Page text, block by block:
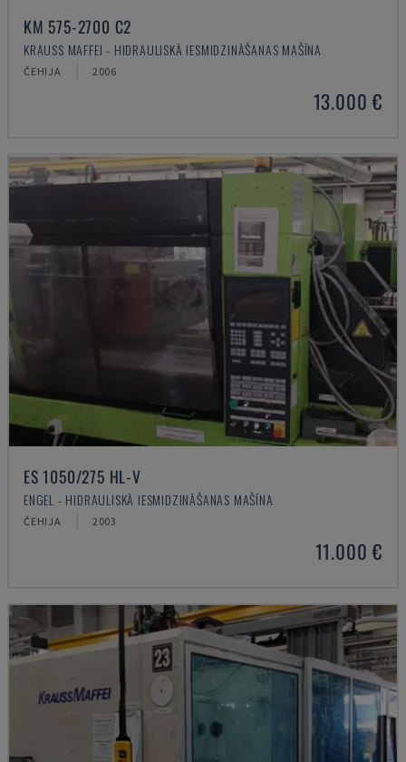
KM 575-2700 C2
KRAUSS MAFFEI - HIDRAULISKĀ IESMIDZINĀŠANAS MAŠĪNA
ČEHIJA 2006
13.000 €
ES 1050/275 HL-V
ENGEL - HIDRAULISKĀ IESMIDZINĀŠANAS MAŠĪNA
ČEHIJA 2003
11.000 €